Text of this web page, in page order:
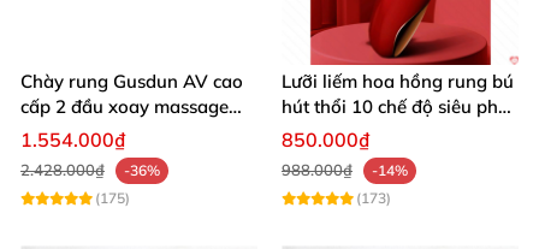
Chày rung Gusdun AV cao
cấp 2 đầu xoay massage
kích thích
1.554.000₫
2.428.000₫
-36%
(175)
Lưỡi liếm hoa hồng rung bú
hút thổi 10 chế độ siêu phê
kích thích
850.000₫
988.000₫
-14%
(173)